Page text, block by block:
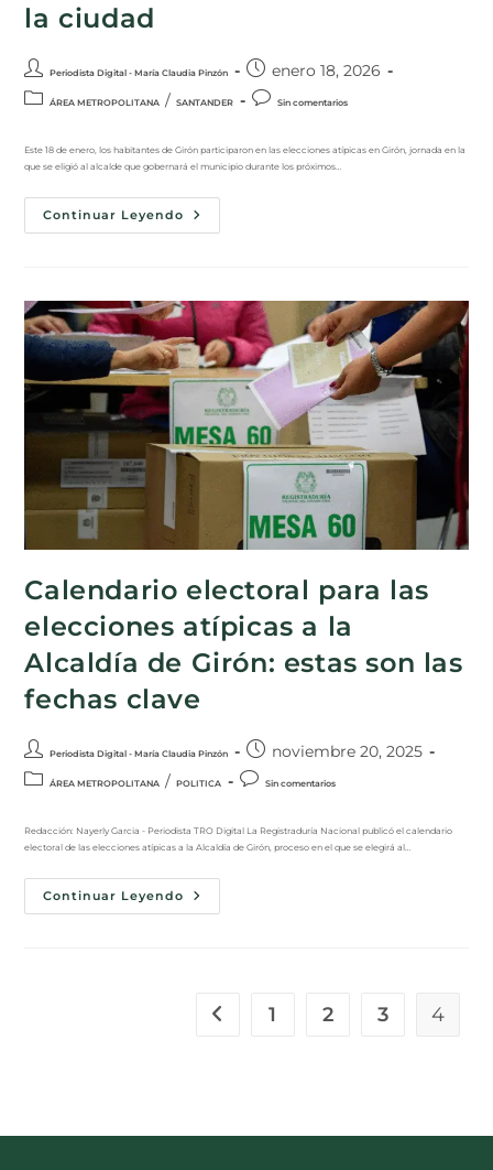
la ciudad
Periodista Digital - María Claudia Pinzón enero 18, 2026
ÁREA METROPOLITANA / SANTANDER Sin comentarios
Este 18 de enero, los habitantes de Girón participaron en las elecciones atípicas en Girón, jornada en la
que se eligió al alcalde que gobernará el municipio durante los próximos…
Continuar Leyendo
Calendario electoral para las
elecciones atípicas a la
Alcaldía de Girón: estas son las
fechas clave
Periodista Digital - María Claudia Pinzón noviembre 20, 2025
ÁREA METROPOLITANA / POLITICA Sin comentarios
Redacción: Nayerly Garcia - Periodista TRO Digital La Registraduría Nacional publicó el calendario
electoral de las elecciones atípicas a la Alcaldía de Girón, proceso en el que se elegirá al…
Continuar Leyendo
1 2 3 4